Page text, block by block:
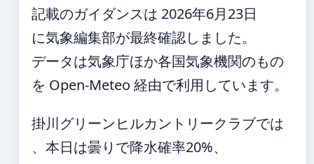
記載のガイダンスは 2026年6月23日
に気象編集部が最終確認しました。
データは気象庁ほか各国気象機関のもの
を Open-Meteo 経由で利用しています。
掛川グリーンヒルカントリークラブでは
、本日は曇りで降水確率20%、